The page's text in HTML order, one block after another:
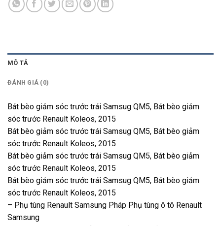
MÔ TẢ
ĐÁNH GIÁ (0)
Bát bèo giảm sóc trước trái Samsug QM5, Bát bèo giảm
sóc trước Renault Koleos, 2015
Bát bèo giảm sóc trước trái Samsug QM5, Bát bèo giảm
sóc trước Renault Koleos, 2015
Bát bèo giảm sóc trước trái Samsug QM5, Bát bèo giảm
sóc trước Renault Koleos, 2015
Bát bèo giảm sóc trước trái Samsug QM5, Bát bèo giảm
sóc trước Renault Koleos, 2015
– Phụ tùng Renault Samsung Pháp Phụ tùng ô tô Renault
Samsung